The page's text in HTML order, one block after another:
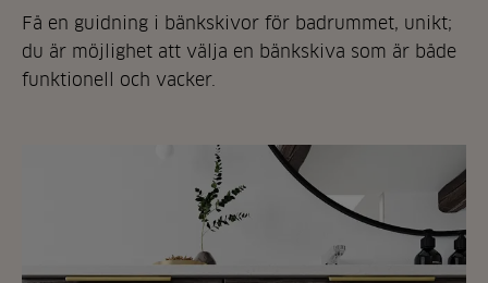
Få en guidning i bänkskivor för badrummet, unikt;
du är möjlighet att välja en bänkskiva som är både
funktionell och vacker.